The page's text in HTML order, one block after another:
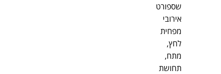
שספורט
אירובי
מפחית
לחץ,
מתח,
תחושת